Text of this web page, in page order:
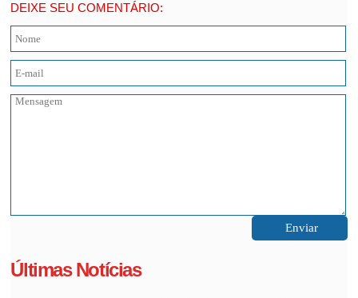
DEIXE SEU COMENTÁRIO:
Últimas Notícias